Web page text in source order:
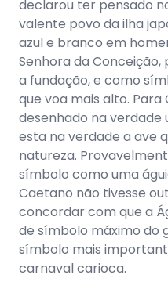
declarou ter pensado
valente povo da ilha
azul e branco em
Senhora da
a fundação, e como
que voa mais alto.
desenhado na verdade
esta na verdade a ave
natureza.
símbolo como uma
Caetano não tivesse
concordar com que a
de símbolo máximo do
símbolo mais
carnaval carioca.